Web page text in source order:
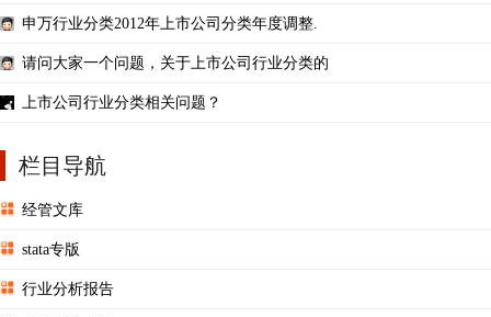
申万行业分类2012年上市公司分类年度调整.
请问大家一个问题，关于上市公司行业分类的
上市公司行业分类相关问题？
栏目导航
经管文库
stata专版
行业分析报告